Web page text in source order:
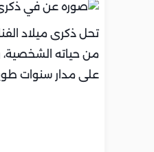
تحل ذكرى ميلاد
من حياته الشخصية،
على مدار سنوات